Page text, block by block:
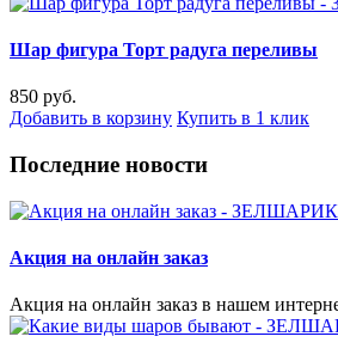
Шар фигура Торт радуга переливы
850 руб.
Добавить в корзину Купить в 1 клик
Последние новости
Акция на онлайн заказ
Акция на онлайн заказ в нашем